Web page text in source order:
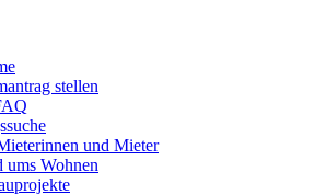
stellen
und Mieter
ums Wohnen